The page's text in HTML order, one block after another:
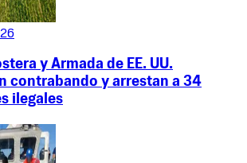
y Armada de EE. UU.
contrabando y arrestan a 34
ilegales